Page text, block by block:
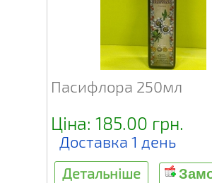
Пасифлора 250мл
Ціна: 185.00 грн.
Доставка 1 день
Детальніше